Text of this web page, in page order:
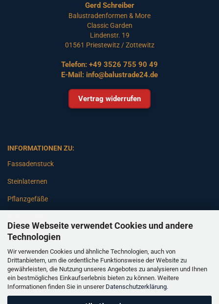
Diese Webseite verwendet Cookies und andere
Technologien
Wir verwenden Cookies und ähnliche Technologien, auch von
Drittanbietern, um die ordentliche Funktionsweise der Website zu
gewährleisten, die Nutzung unseres Angebotes zu analysieren und Ihnen
ein bestmögliches Einkaufserlebnis bieten zu können. Weitere
Informationen finden Sie in unserer Datenschutzerklärung.
Gerd Schreiber
Balustradenformen & More
Classic Garden
Lindenstr. 19
01561 Priestewitz / Zottewitz
Telefon: +49 3526 755 90 49
E-Mail: info@balustrade24.de
Vertrag widerrufen
INFORMATIONEN ZU:
Fassadenstuck
Steinlaternen
Pflanzgefäße
Gartenbänke
Pfeiler
Gartenbrunnen
Gartenfiguren